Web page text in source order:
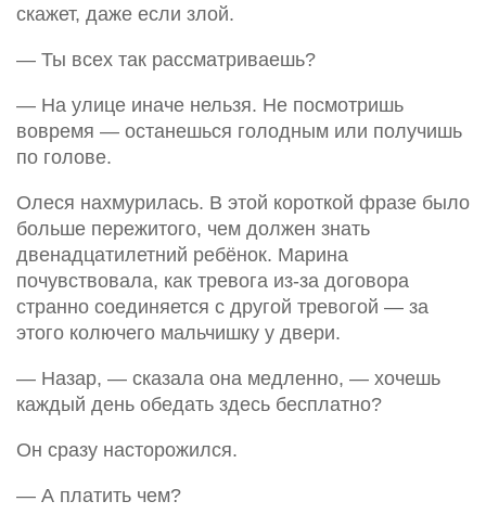
скажет, даже если злой.
— Ты всех так рассматриваешь?
— На улице иначе нельзя. Не посмотришь
вовремя — останешься голодным или получишь
по голове.
Олеся нахмурилась. В этой короткой фразе было
больше пережитого, чем должен знать
двенадцатилетний ребёнок. Марина
почувствовала, как тревога из-за договора
странно соединяется с другой тревогой — за
этого колючего мальчишку у двери.
— Назар, — сказала она медленно, — хочешь
каждый день обедать здесь бесплатно?
Он сразу насторожился.
— А платить чем?